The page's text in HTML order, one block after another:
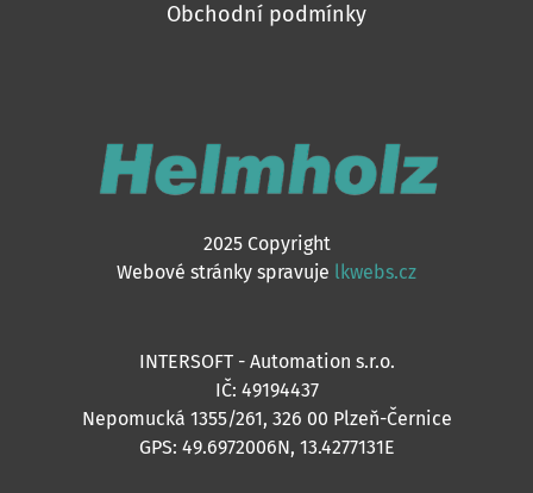
Obchodní podmínky
2025 Copyright
Webové stránky spravuje lkwebs.cz
INTERSOFT - Automation s.r.o.
IČ: 49194437
Nepomucká 1355/261, 326 00 Plzeň-Černice
GPS: 49.6972006N, 13.4277131E